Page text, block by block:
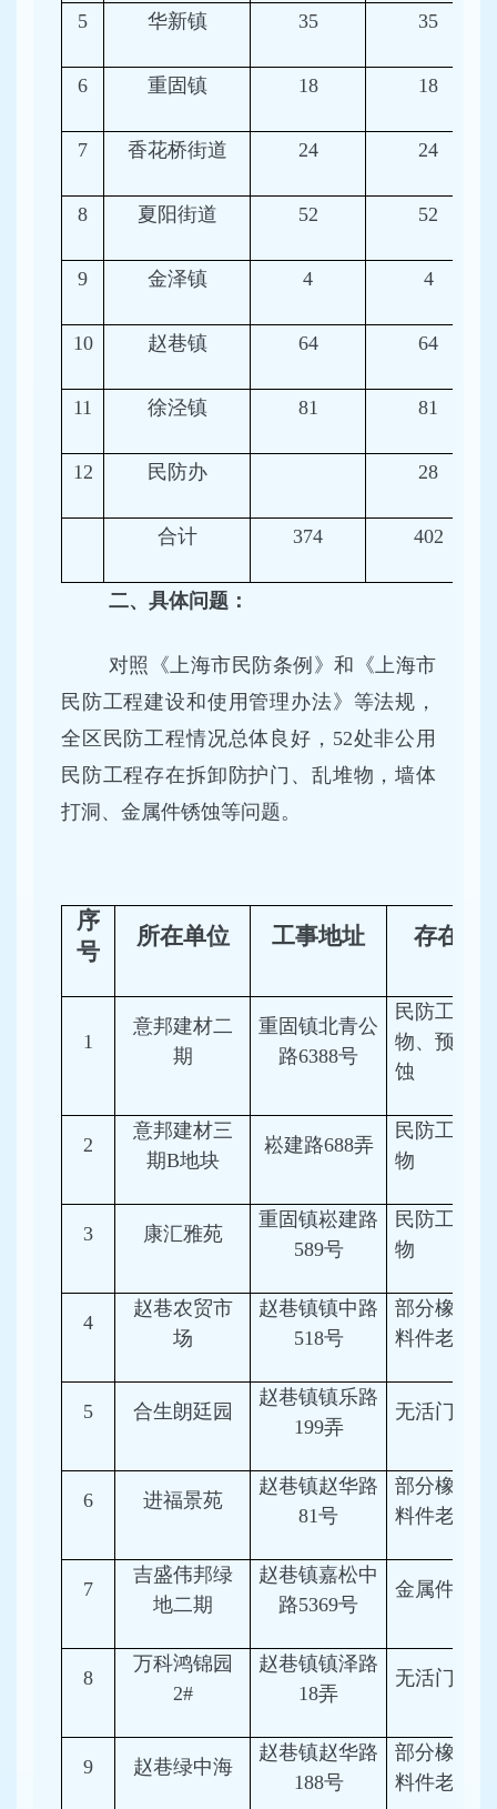
5 华新镇 35 35
6 重固镇 18 18
7 香花桥街道 24 24
8 夏阳街道 52 52
9 金泽镇 4 4
10 赵巷镇 64 64
11 徐泾镇 81 81
12 民防办 28
合计 374 402
二、具体问题：
对照《上海市民防条例》和《上海市
民防工程建设和使用管理办法》等法规，
全区民防工程情况总体良好，52处非公用
民防工程存在拆卸防护门、乱堆物，墙体
打洞、金属件锈蚀等问题。
序
号
所在单位 工事地址 存在问
1
意邦建材二
期
重固镇北青公
路6388号
民防工程
物、预埋
蚀
2
意邦建材三
期B地块
崧建路688弄
民防工程
物
3 康汇雅苑
重固镇崧建路
589号
民防工程
物
4
赵巷农贸市
场
赵巷镇镇中路
518号
部分橡胶
料件老化
5 合生朗廷园
赵巷镇镇乐路
199弄
无活门槛
6 进福景苑
赵巷镇赵华路
81号
部分橡胶
料件老化
7
吉盛伟邦绿
地二期
赵巷镇嘉松中
路5369号
金属件锈蚀
8
万科鸿锦园
2#
赵巷镇镇泽路
18弄
无活门槛
9 赵巷绿中海
赵巷镇赵华路
188号
部分橡胶
料件老化